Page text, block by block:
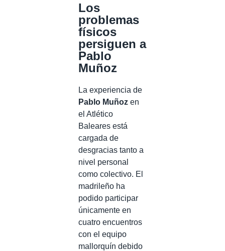
Los
problemas
físicos
persiguen a
Pablo
Muñoz
La experiencia de
Pablo Muñoz en
el Atlético
Baleares está
cargada de
desgracias tanto a
nivel personal
como colectivo. El
madrileño ha
podido participar
únicamente en
cuatro encuentros
con el equipo
mallorquín debido